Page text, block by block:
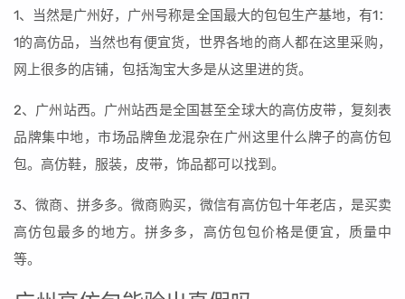
1、当然是广州好，广州号称是全国最大的包包生产基地，有1：
1的高仿品，当然也有便宜货，世界各地的商人都在这里采购，
网上很多的店铺，包括淘宝大多是从这里进的货。
2、广州站西。广州站西是全国甚至全球大的高仿皮带，复刻表
品牌集中地，市场品牌鱼龙混杂在广州这里什么牌子的高仿包
包。高仿鞋，服装，皮带，饰品都可以找到。
3、微商、拼多多。微商购买，微信有高仿包十年老店，是买卖
高仿包最多的地方。拼多多，高仿包包价格是便宜，质量中
等。